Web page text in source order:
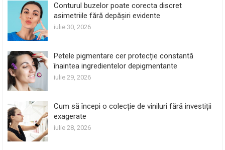
Conturul buzelor poate corecta discret
asimetriile fără depășiri evidente
iulie 30, 2026
Petele pigmentare cer protecție constantă
înaintea ingredientelor depigmentante
iulie 29, 2026
Cum să începi o colecție de viniluri fără investiții
exagerate
iulie 28, 2026